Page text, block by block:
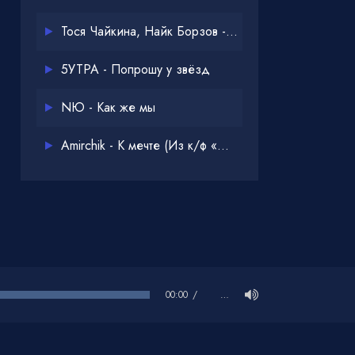
Тося Чайкина, Найк Борзов - Опять
5УТРА - Попрошу у звёзд
NЮ - Как же мы
Amirchik - К мечте (Из к/ф «Одна дома 3»)
00:00 …